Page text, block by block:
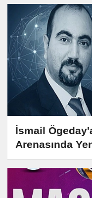
İsmail
Arenasında